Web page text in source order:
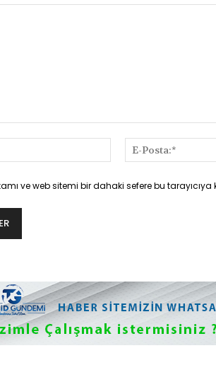
İsim:*
ve web sitemi bir dahaki sefere bu tarayıcıya